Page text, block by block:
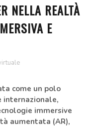
NELLA REALTÀ
E
come un polo
internazionale,
immersive
aumentata (AR),